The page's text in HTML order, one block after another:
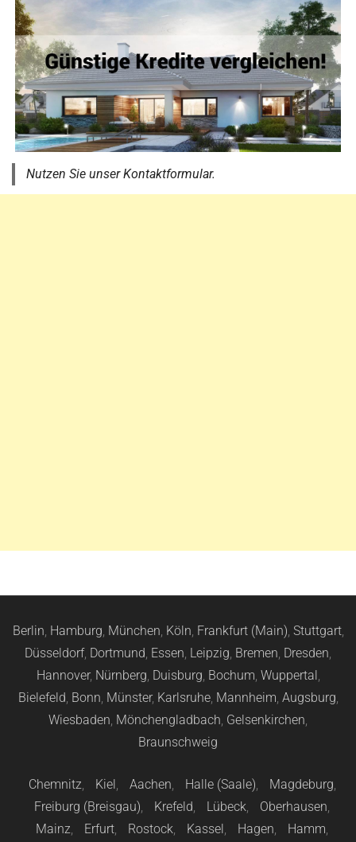
Nutzen Sie unser Kontaktformular.
Berlin, Hamburg, München, Köln, Frankfurt (Main), Stuttgart,
Düsseldorf, Dortmund, Essen, Leipzig, Bremen, Dresden,
Hannover, Nürnberg, Duisburg, Bochum, Wuppertal,
Bielefeld, Bonn, Münster, Karlsruhe, Mannheim, Augsburg,
Wiesbaden, Mönchengladbach, Gelsenkirchen,
Braunschweig
Chemnitz, Kiel, Aachen, Halle (Saale), Magdeburg,
Freiburg (Breisgau), Krefeld, Lübeck, Oberhausen,
Mainz, Erfurt, Rostock, Kassel, Hagen, Hamm,